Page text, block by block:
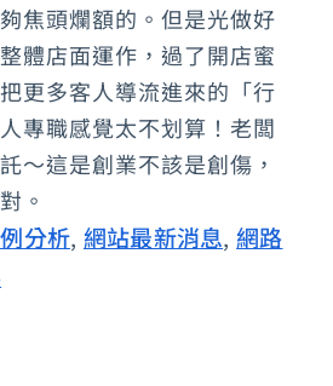
焦頭爛額的。但是光做好
體店面運作，過了開店蜜
更多客人導流進來的「行
專職感覺太不划算！老闆
～這是創業不該是創傷，
。
分析, 網站最新消息, 網路